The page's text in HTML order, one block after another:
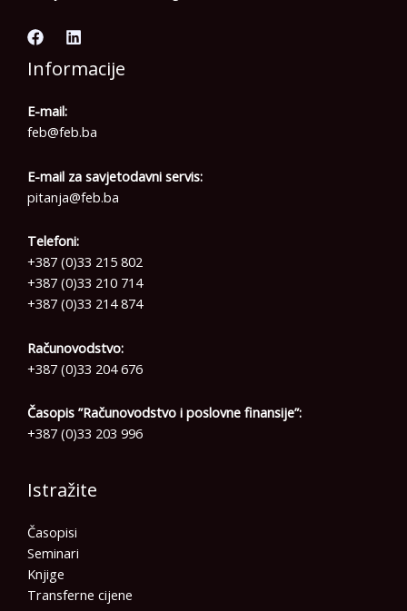
Informacije
E-mail:
feb@feb.ba
E-mail za savjetodavni servis:
pitanja@feb.ba
Telefoni:
+387 (0)33 215 802
+387 (0)33 210 714
+387 (0)33 214 874
Računovodstvo:
+387 (0)33 204 676
Časopis ”Računovodstvo i poslovne finansije”:
+387 (0)33 203 996
Istražite
Časopisi
Seminari
Knjige
Transferne cijene